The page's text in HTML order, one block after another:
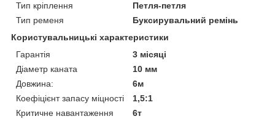
Тип кріплення
Петля-петля
Тип ременя
Буксирувальний ремінь
Користувальницькі характеристики
Гарантія
3 місяці
Діаметр каната
10 мм
Довжина:
6м
Коефіцієнт запасу міцності
1,5:1
Критичне навантаження
6т